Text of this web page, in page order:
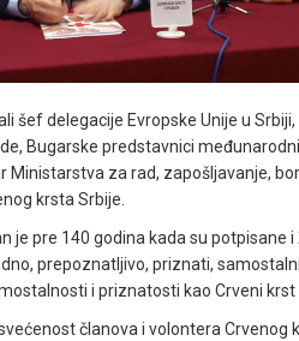
šef delegacije Evropske Unije u
Bugarske predstavnici
Ministarstva za rad, zapošljavanje,
krsta Srbije.
je pre 140 godina kada su
prepoznatljivo, priznati,
i priznatosti kao Crveni krst
članova i volontera